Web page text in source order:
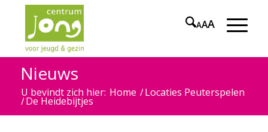
AAA
Nieuws
U bevindt zich hier: Home /Locaties Peuterspelen
/De Heidebijtjes